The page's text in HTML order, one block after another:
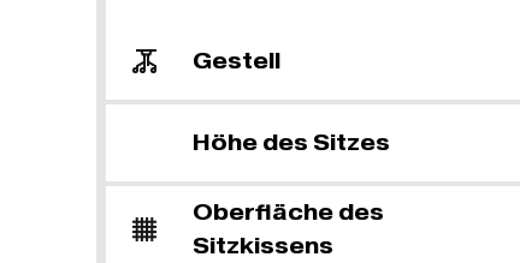
Gestell
Höhe des Sitzes
Oberfläche des
Sitzkissens